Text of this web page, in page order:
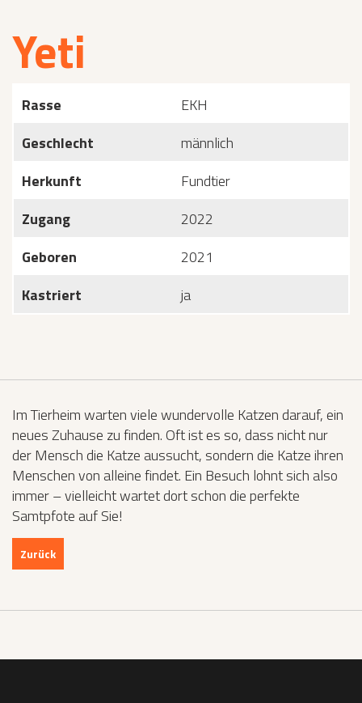
Yeti
Rasse
EKH
Geschlecht
männlich
Herkunft
Fundtier
Zugang
2022
Geboren
2021
Kastriert
ja
Im Tierheim warten viele wundervolle Katzen darauf, ein
neues Zuhause zu finden. Oft ist es so, dass nicht nur
der Mensch die Katze aussucht, sondern die Katze ihren
Menschen von alleine findet. Ein Besuch lohnt sich also
immer – vielleicht wartet dort schon die perfekte
Samtpfote auf Sie!
Zurück